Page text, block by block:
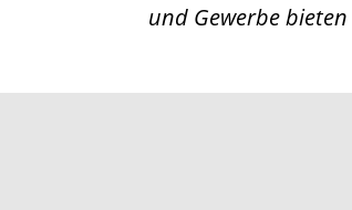
und Gewerbe